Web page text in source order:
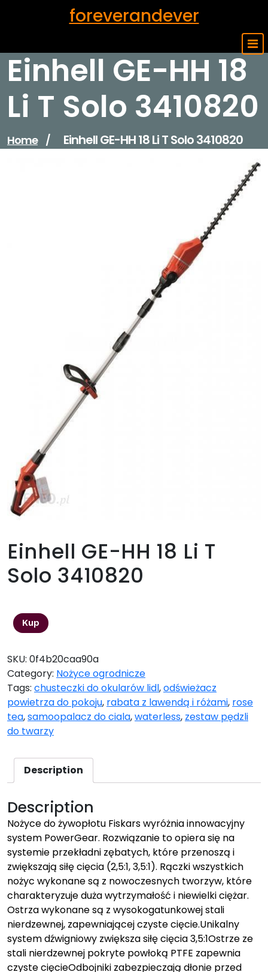
foreverandever
Einhell GE-HH 18
Li T Solo 3410820
Home / Einhell GE-HH 18 Li T Solo 3410820
Einhell GE-HH 18 Li T
Solo 3410820
Kup
SKU: 0f4b20caa90a
Category: Nożyce ogrodnicze
Tags: chusteczki do okularów lidl,odświeżacz
powietrza do pokoju, rabata z lawendą i różami, rose
tea,samoopalacz do ciala,waterless, zestaw pędzli
do twarzy
Description
Description
Nożyce do żywopłotu Fiskars wyróżnia innowacyjny
system PowerGear. Rozwiązanie to opiera się na
systemie przekładni zębatych, które przenoszą i
zwiększają siłę cięcia (2,5:1, 3,5:1). Rączki wszystkich
nożyc wykonane są z nowoczesnych tworzyw, które
charakteryzuje duża wytrzymałość i niewielki ciężar.
Ostrza wykonane są z wysokogatunkowej stali
nierdzewnej, zapewniającej czyste cięcie.Unikalny
system dźwigniowy zwiększa siłę cięcia 3,5:1Ostrze ze
stali nierdzewnej pokryte powłoką PTFE zapewnia
czyste cięcieOdbojniki zabezpieczają dłonie przed